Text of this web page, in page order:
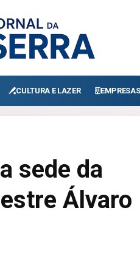
CULTURA E LAZER EMPRESAS
sede da
Álvaro